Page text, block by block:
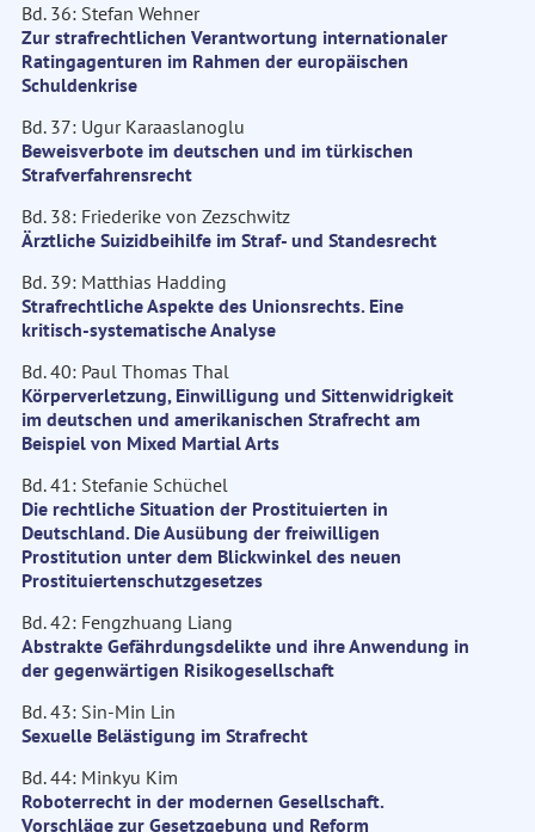
Bd. 36: Stefan Wehner
Zur strafrechtlichen Verantwortung internationaler
Ratingagenturen im Rahmen der europäischen
Schuldenkrise
Bd. 37: Ugur Karaaslanoglu
Beweisverbote im deutschen und im türkischen
Strafverfahrensrecht
Bd. 38: Friederike von Zezschwitz
Ärztliche Suizidbeihilfe im Straf- und Standesrecht
Bd. 39: Matthias Hadding
Strafrechtliche Aspekte des Unionsrechts. Eine
kritisch-systematische Analyse
Bd. 40: Paul Thomas Thal
Körperverletzung, Einwilligung und Sittenwidrigkeit
im deutschen und amerikanischen Strafrecht am
Beispiel von Mixed Martial Arts
Bd. 41: Stefanie Schüchel
Die rechtliche Situation der Prostituierten in
Deutschland. Die Ausübung der freiwilligen
Prostitution unter dem Blickwinkel des neuen
Prostituiertenschutzgesetzes
Bd. 42: Fengzhuang Liang
Abstrakte Gefährdungsdelikte und ihre Anwendung in
der gegenwärtigen Risikogesellschaft
Bd. 43: Sin-Min Lin
Sexuelle Belästigung im Strafrecht
Bd. 44: Minkyu Kim
Roboterrecht in der modernen Gesellschaft.
Vorschläge zur Gesetzgebung und Reform